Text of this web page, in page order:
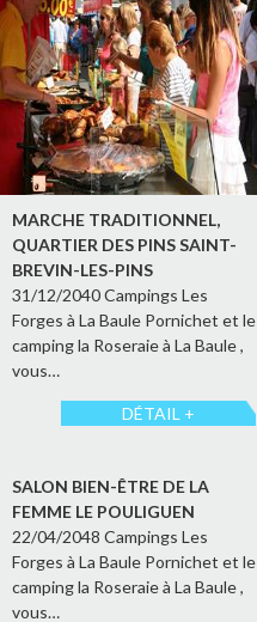
MARCHE TRADITIONNEL,
QUARTIER DES PINS SAINT-
BREVIN-LES-PINS
31/12/2040 Campings Les
Forges à La Baule Pornichet et le
camping la Roseraie à La Baule ,
vous…
DÉTAIL +
SALON BIEN-ÊTRE DE LA
FEMME LE POULIGUEN
22/04/2048 Campings Les
Forges à La Baule Pornichet et le
camping la Roseraie à La Baule ,
vous…